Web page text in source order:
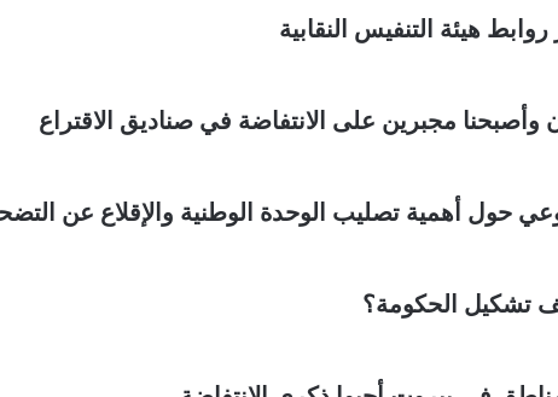
هيئة التنفيس النقابية
وأصبحنا مجبرين على الانتفاضة في صناديق الاقتراع
حول أهمية تصليب الوحدة الوطنية والإقلاع عن
تشكيل الحكومة؟